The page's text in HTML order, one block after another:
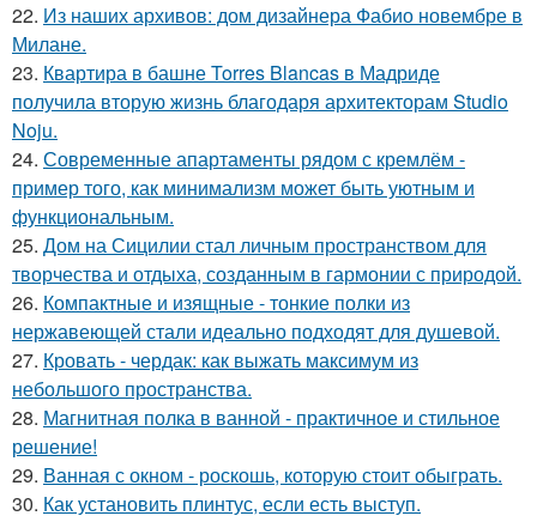
22. Из наших архивов: дом дизайнера Фабио новембре в
Милане.
23. Квартира в башне Torres Blancas в Мадриде
получила вторую жизнь благодаря архитекторам Studio
Noju.
24. Современные апартаменты рядом с кремлём -
пример того, как минимализм может быть уютным и
функциональным.
25. Дом на Сицилии стал личным пространством для
творчества и отдыха, созданным в гармонии с природой.
26. Компактные и изящные - тонкие полки из
нержавеющей стали идеально подходят для душевой.
27. Кровать - чердак: как выжать максимум из
небольшого пространства.
28. Магнитная полка в ванной - практичное и стильное
решение!
29. Ванная с окном - роскошь, которую стоит обыграть.
30. Как установить плинтус, если есть выступ.